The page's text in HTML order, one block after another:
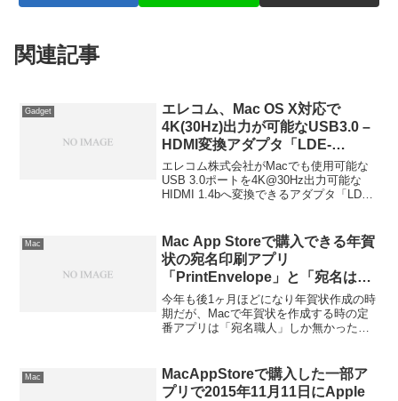
関連記事
Gadget
エレコム、Mac OS X対応で
4K(30Hz)出力が可能なUSB3.0 –
HDMI変換アダプタ「LDE-
HDMI4KU3」を4月上旬に発売。
エレコム株式会社がMacでも使用可能な
USB 3.0ポートを4K@30Hz出力可能な
HIDMI 1.4bへ変換できるアダプタ「LDE-
Mac
Mac App Storeで購入できる年賀
状の宛名印刷アプリ
「PrintEnvelope」と「宛名はが
き」を比較してみた。
今年も後1ヶ月ほどになり年賀状作成の時
期だが、Macで年賀状を作成する時の定
番アプリは「宛名職人」しか無かった
てみた。詳細は以下から。
Mac
MacAppStoreで購入した一部ア
プリで2015年11月11日にApple